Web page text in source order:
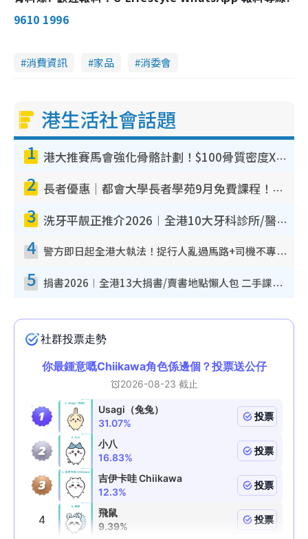
9610 1996
消費資訊 家品 消委會
港生活社會話題
1 港大推賽馬會強化骨骼計劃！$100骨質密度X光檢查 完成免費運動訓練送超市禮券！附參加資格
2 長者優惠｜都會大學長者學苑9月免費課程！多媒體/微電影創作/網絡安全 附報名方法教學
3 洗牙平靚正推介2026︱全港10大牙科診所/醫院懶人包 夜診至8點/鎮靜潔牙/醫療券適用
4 警方即日起全港大執法！捉行人亂過馬路+司機不專注駕駛！亂過馬路罰$2000
5 捐書2026︱全港13大捐書/賣書地點懶人包 二手課本最高$150＋舊書換免費咖啡/戲票